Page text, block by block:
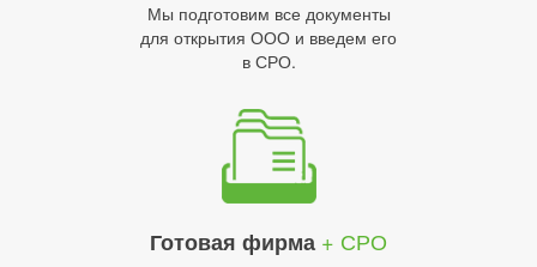
Мы подготовим все документы
для открытия ООО и введем его
в СРО.
Готовая фирма + СРО